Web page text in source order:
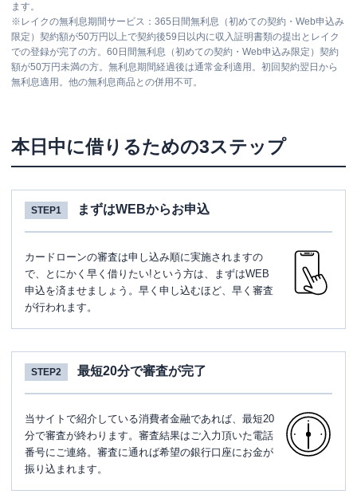
ます。
※ レイクの無利息期間サービス：365日間無利息（初めての契約・Web申込み
限定）契約額が50万円以上で契約後59日以内に収入証明書類の提出とレイク
での登録が完了の方。60日間無利息（初めての契約・Web申込み限定）契約
額が50万円未満の方。無利息期間経過後は通常金利適用。初回契約翌日から
無利息適用。他の無利息商品との併用不可。
本日中に借りるための3ステップ
STEP1 まずはWEBからお申込
カードローンの審査は申し込み順に実施されますの
で、とにかく早く借りたい!という方は、まずはWEB
申込を済ませましょう。早く申し込むほど、早く審査
が行われます。
STEP2 最短20分で審査が完了
当サイトで紹介している消費者金融であれば、最短20
分で審査が終わります。審査結果はご入力頂いた電話
番号にご連絡。審査に通れば希望の銀行口座にお金が
振り込まれます。